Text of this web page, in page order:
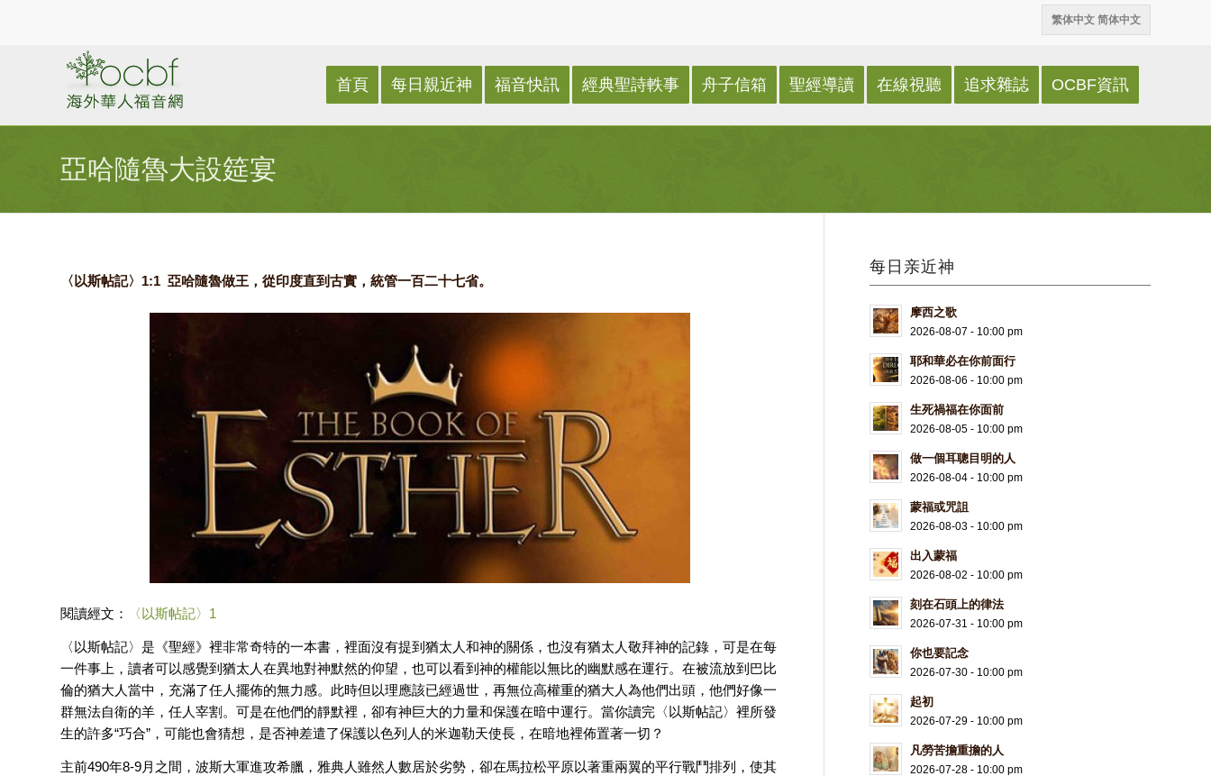
繁体中文 简体中文
首頁 每日親近神 福音快訊 經典聖詩軼事 舟子信箱 聖經導讀 在線視聽 追求雜誌 OCBF資訊
亞哈隨魯大設筵宴
〈以斯帖記〉1:1 亞哈隨魯做王，從印度直到古實，統管一百二十七省。
閱讀經文： 〈以斯帖記〉1
〈以斯帖記〉是《聖經》裡非常奇特的一本書，裡面沒有提到猶太人和神的關係，也沒有猶太人敬拜神的記錄，可是在每
一件事上，讀者可以感覺到猶太人在異地對神默然的仰望，也可以看到神的權能以無比的幽默感在運行。在被流放到巴比
倫的猶大人當中，充滿了任人擺佈的無力感。此時但以理應該已經過世，再無位高權重的猶大人為他們出頭，他們好像一
群無法自衛的羊，任人宰割。可是在他們的靜默裡，卻有神巨大的力量和保護在暗中運行。當你讀完〈以斯帖記〉裡所發
生的許多“巧合”，可能也會猜想，是否神差遣了保護以色列人的米迦勒天使長，在暗地裡佈置著一切？
主前490年8-9月之間，波斯大軍進攻希臘，雅典人雖然人數居於劣勢，卻在馬拉松平原以著重兩翼的平行戰鬥排列，使其
每日亲近神
摩西之歌
2026-08-07 - 10:00 pm
耶和華必在你前面行
2026-08-06 - 10:00 pm
生死禍福在你面前
2026-08-05 - 10:00 pm
做一個耳聰目明的人
2026-08-04 - 10:00 pm
蒙福或咒詛
2026-08-03 - 10:00 pm
出入蒙福
2026-08-02 - 10:00 pm
刻在石頭上的律法
2026-07-31 - 10:00 pm
你也要記念
2026-07-30 - 10:00 pm
起初
2026-07-29 - 10:00 pm
凡勞苦擔重擔的人
2026-07-28 - 10:00 pm